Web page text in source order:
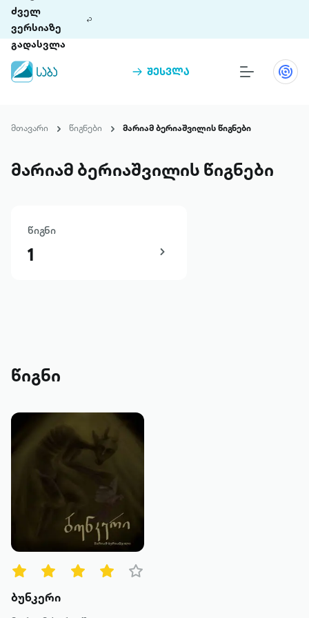
ძველ
ვერსიაზე
გადასვლა
შესვლა
თინეთი 9 ციფრულ პლატფორმასა და 5
პაკეტები
მთავარი წიგნები მარიამ ბერიაშვილის წიგნები
მარიამ ბერიაშვილის წიგნები
წიგნი
1
წიგნი
ბუნკერი